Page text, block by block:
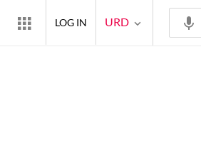
URD
LOG IN